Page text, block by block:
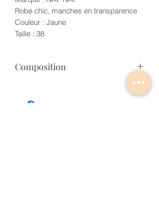
Robe chic, manches en transparence
Couleur : Jaune
Taille : 38
Composition